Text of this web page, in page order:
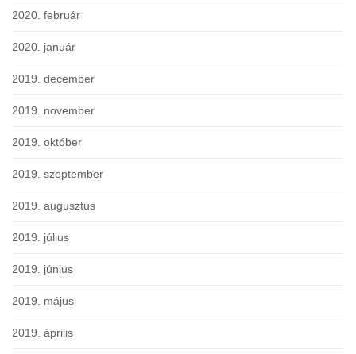
2020. február
2020. január
2019. december
2019. november
2019. október
2019. szeptember
2019. augusztus
2019. július
2019. június
2019. május
2019. április